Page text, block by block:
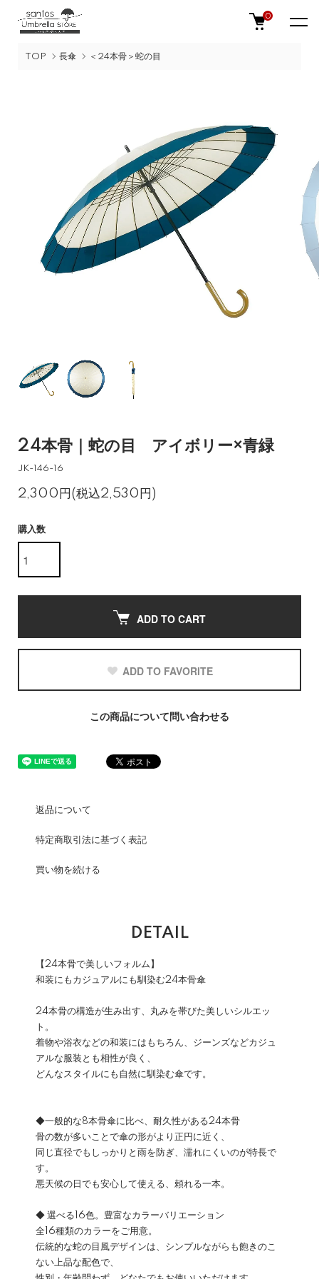
0
TOP 長傘 ＜24本骨＞蛇の目
24本骨｜蛇の目 アイボリー×青緑
JK-146-16
2,300円(税込2,530円)
購入数
ADD TO CART
ADD TO FAVORITE
この商品について問い合わせる
返品について
特定商取引法に基づく表記
買い物を続ける
DETAIL
【24本骨で美しいフォルム】
和装にもカジュアルにも馴染む24本骨傘
24本骨の構造が生み出す、丸みを帯びた美しいシルエッ
ト。
着物や浴衣などの和装にはもちろん、ジーンズなどカジュ
アルな服装とも相性が良く、
どんなスタイルにも自然に馴染む傘です。
◆一般的な8本骨傘に比べ、耐久性がある24本骨
骨の数が多いことで傘の形がより正円に近く、
同じ直径でもしっかりと雨を防ぎ、濡れにくいのが特長で
す。
悪天候の日でも安心して使える、頼れる一本。
◆ 選べる16色。豊富なカラーバリエーション
全16種類のカラーをご用意。
伝統的な蛇の目風デザインは、シンプルながらも飽きのこ
ない上品な配色で、